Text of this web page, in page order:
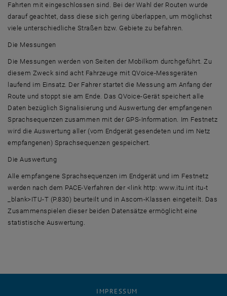
Fahrten mit eingeschlossen sind. Bei der Wahl der Routen wurde
darauf geachtet, dass diese sich gering überlappen, um möglichst
viele unterschiedliche Straßen bzw. Gebiete zu befahren.
Die Messungen
Die Messungen werden von Seiten der Mobilkom durchgeführt. Zu
diesem Zweck sind acht Fahrzeuge mit QVoice-Messgeräten
laufend im Einsatz. Der Fahrer startet die Messung am Anfang der
Route und stoppt sie am Ende. Das QVoice-Gerät speichert alle
Daten bezüglich Signalisierung und Auswertung der empfangenen
Sprachsequenzen zusammen mit der GPS-Information. Im Festnetz
wird die Auswertung aller (vom Endgerät gesendeten und im Netz
empfangenen) Sprachsequenzen gespeichert.
Die Auswertung
Alle empfangene Sprachsequenzen im Endgerät und im Festnetz
werden nach dem PACE-Verfahren der <link http: www.itu.int itu-t
_blank>ITU-T (P.830) beurteilt und in Ascom-Klassen eingeteilt. Das
Zusammenspielen dieser beiden Datensätze ermöglicht eine
statistische Auswertung.
IMPRESSUM